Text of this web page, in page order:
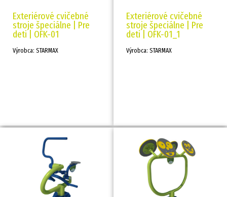
Exteriérové cvičebné
stroje špeciálne | Pre
deti | OFK-01
Výrobca: STARMAX
Exteriérové cvičebné
stroje špeciálne | Pre
deti | OFK-01_1
Výrobca: STARMAX